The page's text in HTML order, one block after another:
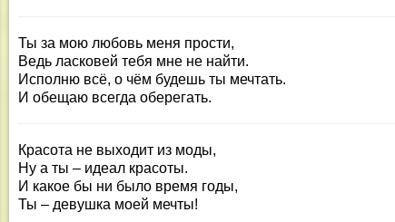
Ты за мою любовь меня прости,
Ведь ласковей тебя мне не найти.
Исполню всё, о чём будешь ты мечтать.
И обещаю всегда оберегать.
Красота не выходит из моды,
Ну а ты – идеал красоты.
И какое бы ни было время годы,
Ты – девушка моей мечты!